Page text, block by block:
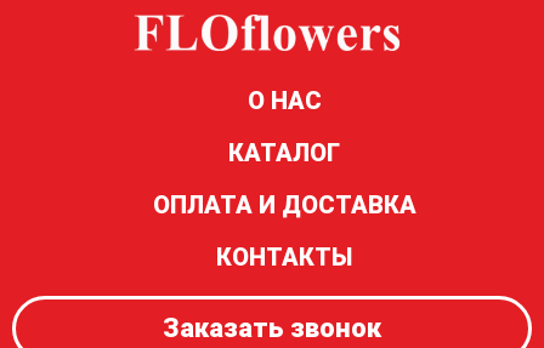
О НАС
КАТАЛОГ
ОПЛАТА И ДОСТАВКА
КОНТАКТЫ
Заказать звонок